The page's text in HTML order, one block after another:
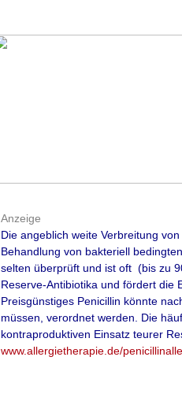
Umgang mit
-
spezialisierten
- Verordnung
allergischen
- Ausarbeitung
Therapieplans
Anzeige
Die angeblich weite Verbreitung von
Behandlung von bakteriell
selten überprüft und ist oft (bis zu
Reserve-Antibiotika und fördert die
Preisgünstiges Penicillin könnte
müssen, verordnet werden. Die
kontraproduktiven Einsatz teurer
www.allergietherapie.de/